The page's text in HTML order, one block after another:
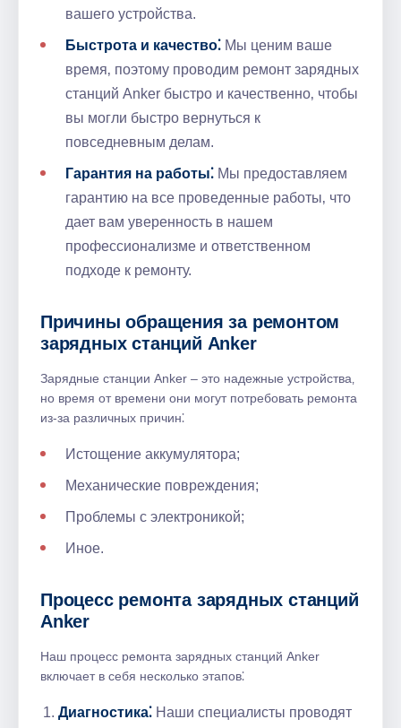
вашего устройства.​
Быстрота и качество⁚ Мы ценим ваше
время‚ поэтому проводим ремонт зарядных
станций Anker быстро и качественно‚ чтобы
вы могли быстро вернуться к
повседневным делам.
Гарантия на работы⁚ Мы предоставляем
гарантию на все проведенные работы‚ что
дает вам уверенность в нашем
профессионализме и ответственном
подходе к ремонту.​
Причины обращения за ремонтом
зарядных станций Anker
Зарядные станции Anker – это надежные устройства‚
но время от времени они могут потребовать ремонта
из-за различных причин⁚
Истощение аккумулятора;
Механические повреждения;
Проблемы с электроникой;
Иное.​
Процесс ремонта зарядных станций
Anker
Наш процесс ремонта зарядных станций Anker
включает в себя несколько этапов⁚
Диагностика⁚ Наши специалисты проводят